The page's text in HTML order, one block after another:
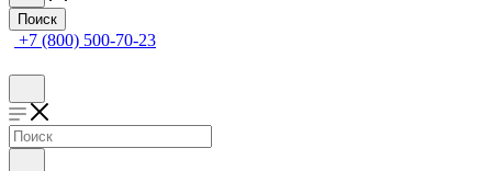
Поиск
+7 (800) 500-70-23